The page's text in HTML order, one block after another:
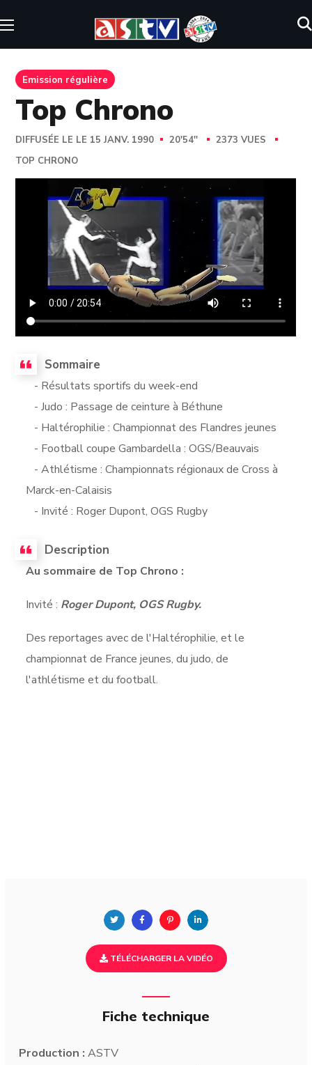
Emission régulière
Top Chrono
DIFFUSÉE LE LE 15 JANV. 1990 20'54''
2373 VUES
TOP CHRONO
Sommaire
- Résultats sportifs du week-end
- Judo : Passage de ceinture à Béthune
- Haltérophilie : Championnat des Flandres jeunes
- Football coupe Gambardella : OGS/Beauvais
- Athlétisme : Championnats régionaux de Cross à
Marck-en-Calaisis
- Invité : Roger Dupont, OGS Rugby
Description
Au sommaire de Top Chrono :
Invité : Roger Dupont, OGS Rugby.
Des reportages avec de l'Haltérophilie, et le
championnat de France jeunes, du judo, de
l'athlétisme et du football.
TÉLÉCHARGER LA VIDÉO
Fiche technique
Production : ASTV